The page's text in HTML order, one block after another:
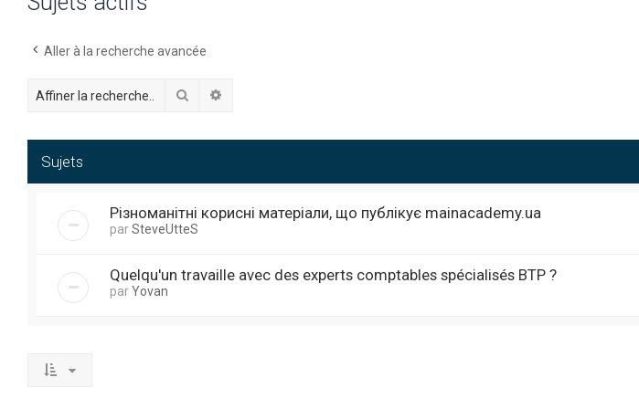
Aller à la recherche avancée
Rechercher
Sujets
Різноманітні корисні матеріали, що публікує mainacademy.ua
parSteveUtteS
Quelqu'un travaille avec des experts comptables spécialisés BTP ?
parYovan